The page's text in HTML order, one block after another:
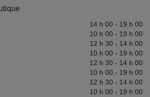
14 h 00 - 19 h 00
10 h 00 - 19 h 00
12 h 30 - 14 h 00
10 h 00 - 19 h 00
12 h 30 - 14 h 00
10 h 00 - 19 h 00
12 h 30 - 14 h 00
10 h 00 - 19 h 00